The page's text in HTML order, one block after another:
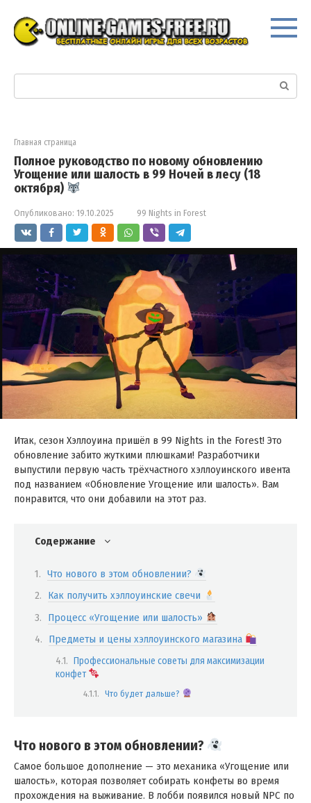
контенту
Поиск:
Главная страница
Полное руководство по новому обновлению
Угощение или шалость в 99 Ночей в лесу (18
октября)
Опубликовано: 19.10.2025 99 Nights in Forest
Итак, сезон Хэллоуина пришёл в 99 Nights in the Forest! Это
обновление забито жуткими плюшками! Разработчики
выпустили первую часть трёхчастного хэллоуинского ивента
под названием «Обновление Угощение или шалость». Вам
понравится, что они добавили на этот раз.
Содержание
Что нового в этом обновлении?
Как получить хэллоуинские свечи
Процесс «Угощение или шалость»
Предметы и цены хэллоуинского магазина
Профессиональные советы для максимизации
конфет
Что будет дальше?
Что нового в этом обновлении?
Самое большое дополнение — это механика «Угощение или
шалость», которая позволяет собирать конфеты во время
прохождения на выживание. В лобби появился новый NPC по